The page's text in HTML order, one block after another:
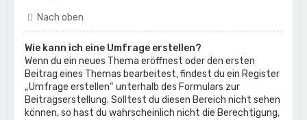
Nach oben
Wie kann ich eine Umfrage erstellen?
Wenn du ein neues Thema eröffnest oder den ersten
Beitrag eines Themas bearbeitest, findest du ein Register
„Umfrage erstellen“ unterhalb des Formulars zur
Beitragserstellung. Solltest du diesen Bereich nicht sehen
können, so hast du wahrscheinlich nicht die Berechtigung,